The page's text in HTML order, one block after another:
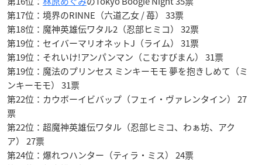
第17位：境界のRINNE（六道乙女 / 苺） 33票
第18位：魔神英雄伝ワタル2（忍部ヒミコ） 32票
第19位：セイバーマリオネットJ（ライム） 31票
第19位：それいけ!アンパンマン（こむすびまん） 31票
第19位：魔法のプリンセス ミンキーモモ 夢を抱きしめて（ミ
ンキーモモ） 31票
第22位：カウボーイビバップ（フェイ・ヴァレンタイン） 27
票
第22位：超魔神英雄伝ワタル（忍部ヒミコ、わぁ坊、アク
ア） 27票
第24位：爆れつハンター（ティラ・ミス） 24票